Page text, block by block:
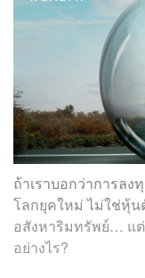
ถ้าเราบอกว่าการล
โลกยุคใหม่ ไม่ใช่หุ้น
อสังหาริมทรัพย์… แต่
อย่างไร?